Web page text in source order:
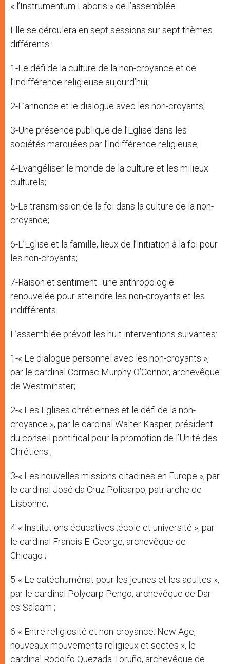
« l’Instrumentum Laboris » de l’assemblée.
Elle se déroulera en sept sessions sur sept thèmes
différents:
1-Le défi de la culture de la non-croyance et de
l’indifférence religieuse aujourd’hui;
2-L’annonce et le dialogue avec les non-croyants;
3-Une présence publique de l’Eglise dans les
sociétés marquées par l’indifférence religieuse;
4-Evangéliser le monde de la culture et les milieux
culturels;
5-La transmission de la foi dans la culture de la non-
croyance;
6-L’Eglise et la famille, lieux de l’initiation à la foi pour
les non-croyants;
7-Raison et sentiment : une anthropologie
renouvelée pour atteindre les non-croyants et les
indifférents.
L’assemblée prévoit les huit interventions suivantes:
1-« Le dialogue personnel avec les non-croyants »,
par le cardinal Cormac Murphy O’Connor, archevêque
de Westminster;
2-« Les Eglises chrétiennes et le défi de la non-
croyance », par le cardinal Walter Kasper, président
du conseil pontifical pour la promotion de l’Unité des
Chrétiens ;
3-« Les nouvelles missions citadines en Europe », par
le cardinal José da Cruz Policarpo, patriarche de
Lisbonne;
4-« Institutions éducatives :école et université », par
le cardinal Francis E. George, archevêque de
Chicago ;
5-« Le catéchuménat pour les jeunes et les adultes »,
par le cardinal Polycarp Pengo, archevêque de Dar-
es-Salaam ;
6-« Entre religiosité et non-croyance: New Age,
nouveaux mouvements religieux et sectes », le
cardinal Rodolfo Quezada Toruño, archevêque de